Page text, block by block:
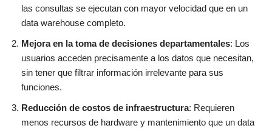
las consultas se ejecutan con mayor velocidad que en un
data warehouse completo.
Mejora en la toma de decisiones departamentales: Los
usuarios acceden precisamente a los datos que necesitan,
sin tener que filtrar información irrelevante para sus
funciones.
Reducción de costos de infraestructura: Requieren
menos recursos de hardware y mantenimiento que un data